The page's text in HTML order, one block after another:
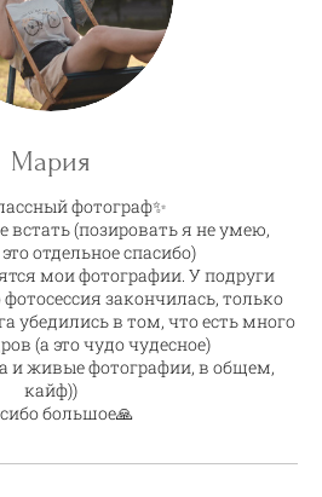
Мария
фотограф✨
встать (позировать я не умею,
отдельное спасибо)
мои фотографии. У подруги
закончилась, только
убедились в том, что есть много
(а это чудо чудесное)
и живые фотографии, в общем,
кайф))
большое🙏